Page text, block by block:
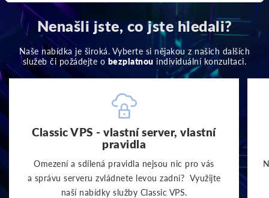
Nenašli jste, co jste hledali?
Naše nabídka je široká. Vyberte si nějakou z našich dalších
služeb či požádejte o bezplatnou individuální konzultaci.
Classic VPS - vlastní server, vlastní
pravidla
Omezení a sdílená pravidla nejsou nic pro vás
a správu serveru zvládnete levou zadní? Využijte
naší nabídky služby Classic VPS.